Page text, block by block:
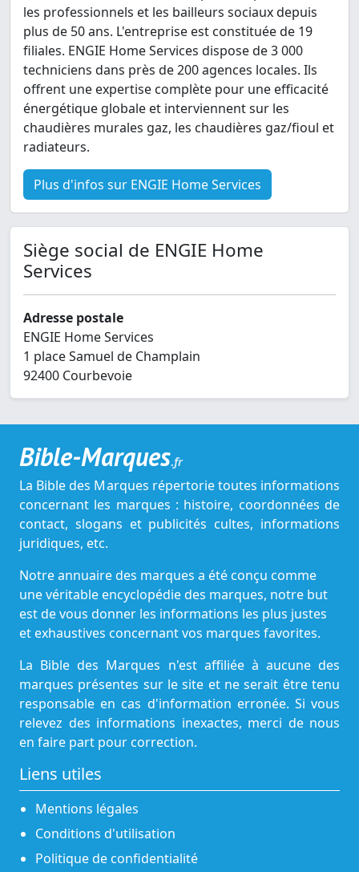
les professionnels et les bailleurs sociaux depuis
plus de 50 ans. L'entreprise est constituée de 19
filiales. ENGIE Home Services dispose de 3 000
techniciens dans près de 200 agences locales. Ils
offrent une expertise complète pour une efficacité
énergétique globale et interviennent sur les
chaudières murales gaz, les chaudières gaz/fioul et
radiateurs.
Plus d'infos sur ENGIE Home Services
Siège social de ENGIE Home
Services
Adresse postale
ENGIE Home Services
1 place Samuel de Champlain
92400 Courbevoie
Bible-Marques.fr
La Bible des Marques répertorie toutes informations
concernant les marques : histoire, coordonnées de
contact, slogans et publicités cultes, informations
juridiques, etc.
Notre annuaire des marques a été conçu comme
une véritable encyclopédie des marques, notre but
est de vous donner les informations les plus justes
et exhaustives concernant vos marques favorites.
La Bible des Marques n'est affiliée à aucune des
marques présentes sur le site et ne serait être tenu
responsable en cas d'information erronée. Si vous
relevez des informations inexactes, merci de nous
en faire part pour correction.
Liens utiles
Mentions légales
Conditions d'utilisation
Politique de confidentialité